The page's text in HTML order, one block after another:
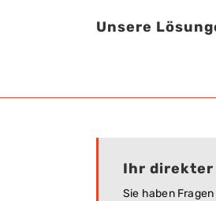
Unsere
Ihr direkter
Sie haben